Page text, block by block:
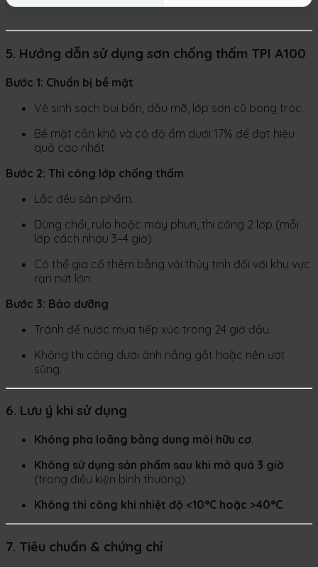
5. Hướng dẫn sử dụng sơn chống thấm TPI A100
Bước 1: Chuẩn bị bề mặt
Vệ sinh sạch bụi bẩn, dầu mỡ, lớp sơn cũ bong tróc.
Bề mặt cần khô và có độ ẩm dưới 17% để đạt hiệu
quả cao nhất.
Bước 2: Thi công lớp chống thấm
Lắc đều sản phẩm.
Dùng chổi, rulo hoặc máy phun, thi công 2 lớp (mỗi
lớp cách nhau 3–4 giờ).
Có thể gia cố thêm bằng vải thủy tinh đối với khu vực
rạn nứt lớn.
Bước 3: Bảo dưỡng
Tránh để nước mưa tiếp xúc trong 24 giờ đầu.
Không thi công dưới ánh nắng gắt hoặc nền ướt
sũng.
6. Lưu ý khi sử dụng
Không pha loãng bằng dung môi hữu cơ.
Không sử dụng sản phẩm sau khi mở quá 3 giờ
(trong điều kiện bình thường).
Không thi công khi nhiệt độ <10°C hoặc >40°C.
7. Tiêu chuẩn & chứng chỉ